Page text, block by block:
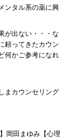
ンタル系の薬に興
が出ない・・・な
頼ってきたカウン
何かご参考になれ
カウンセリング
岡田まゆみ【心理